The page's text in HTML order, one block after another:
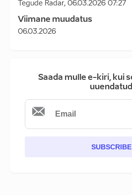
Tegude Radar, 06.03.2026 07:27
Viimane muudatus
06.03.2026
Saada mulle e-kiri, kui
uuendatud
SUBSCRIBE